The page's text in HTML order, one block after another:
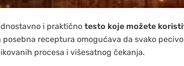
i praktično testo koje možete
posebna receptura omogućava da svako
procesa i višesatnog čekanja.